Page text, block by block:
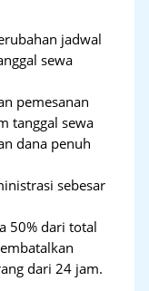
jadwal
sewa
pemesanan
tanggal sewa
dana penuh
sebesar
50% dari total
dari 24 jam.